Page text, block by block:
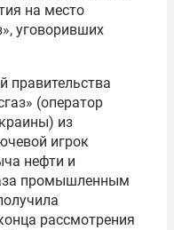
на место
уговоривших
правительства
(оператор
из
игрок
нефти и
промышленным
рассмотрения